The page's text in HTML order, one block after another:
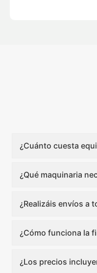
¿Cuánto cuesta
¿Qué maquinaria
¿Realizáis envíos a
¿Cómo funciona la
¿Los precios